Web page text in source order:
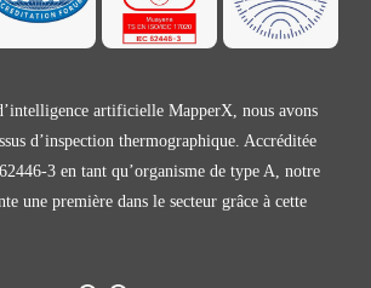
artificielle MapperX, nous avons
d’inspection thermographique. Accréditée
3 en tant qu’organisme de type A, notre
une première dans le secteur grâce à cette